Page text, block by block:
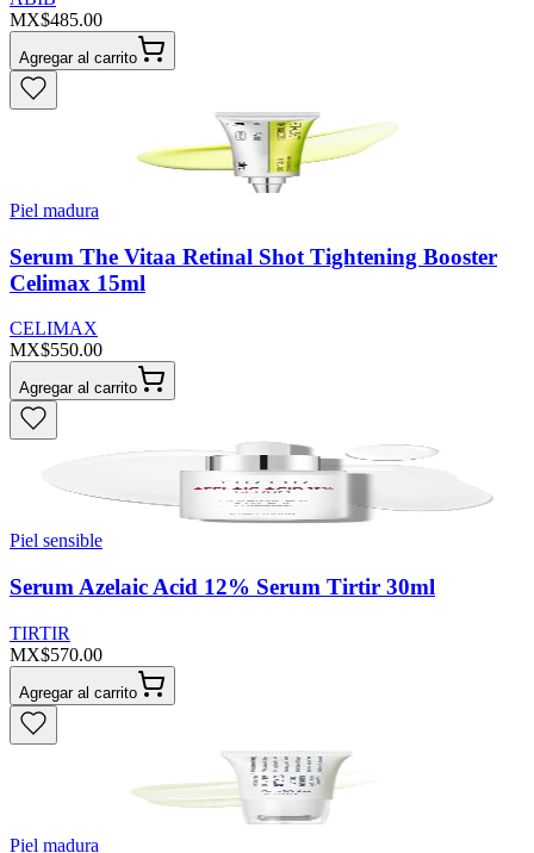
MX$485.00
Agregar al carrito
Piel madura
Serum The Vitaa Retinal Shot Tightening Booster
Celimax 15ml
CELIMAX
MX$550.00
Agregar al carrito
Piel sensible
Serum Azelaic Acid 12% Serum Tirtir 30ml
TIRTIR
MX$570.00
Agregar al carrito
Piel madura